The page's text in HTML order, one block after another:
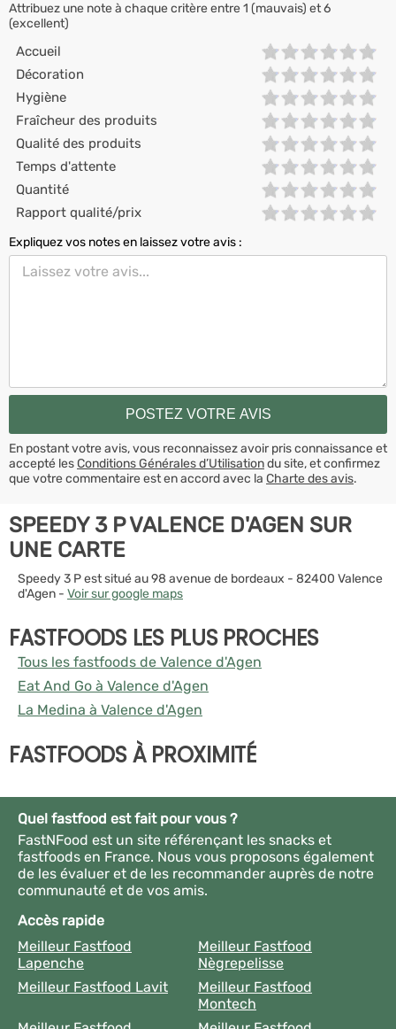
Attribuez une note à chaque critère entre 1 (mauvais) et 6
(excellent)
Accueil
Décoration
Hygiène
Fraîcheur des produits
Qualité des produits
Temps d'attente
Quantité
Rapport qualité/prix
Expliquez vos notes en laissez votre avis :
En postant votre avis, vous reconnaissez avoir pris connaissance et
accepté lesConditions Générales d’Utilisationdu site, et confirmez
que votre commentaire est en accord avec la Charte des avis.
SPEEDY 3 P VALENCE D'AGEN SUR
UNE CARTE
Speedy 3 P est situé au 98 avenue de bordeaux - 82400 Valence
d'Agen - Voir sur google maps
FASTFOODS LES PLUS PROCHES
Tous les fastfoods de Valence d'Agen
Eat And Go à Valence d'Agen
La Medina à Valence d'Agen
FASTFOODS À PROXIMITÉ
Quel fastfood est fait pour vous ?
FastNFood est un site référençant les snacks et
fastfoods en France. Nous vous proposons également
de les évaluer et de les recommander auprès de notre
communauté et de vos amis.
Accès rapide
Meilleur Fastfood
Lapenche
Meilleur Fastfood
Nègrepelisse
Meilleur Fastfood Lavit
Meilleur Fastfood
Montech